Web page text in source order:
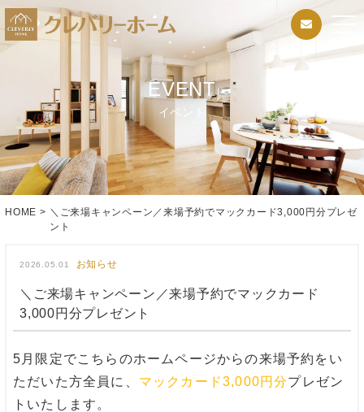
EVENT
イベント
HOME > ＼ご来場キャンペーン／来場予約でマックカード3,000円分プレゼ
ント
＼ご来場キャンペーン／来場予約でマックカード
3,000円分プレゼント
2026.05.01 お知らせ
5月限定でこちらのホームページからの来場予約をい
ただいた方全員に、 マックカード3,000円分プレゼン
トいたします。